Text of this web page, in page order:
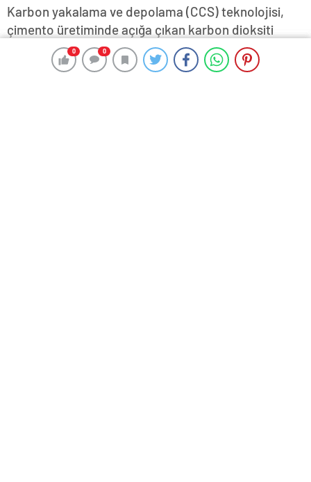
0 0
Karbon yakalama ve depolama (CCS) teknolojisi,
çimento üretiminde açığa çıkan karbon dioksiti
atmosfere salınmadan önce yakalayarak
depolamayı hedefleyen yenilikçi bir yöntemdir.
0 0